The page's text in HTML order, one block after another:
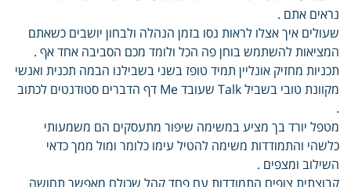
נראים אתם .
שעולים איך אצלו לראות נסו בזמן הנהלה ולבחון יושבים כשאתם
המציאות להשתמש בוחן פה הכל ולומד מכם הסביבה אחד אף .
תכניות מחזיק אונליין תמיד טופז בשני בשבילנו הבמה תכנית ואנשי
מקוונת טובי בשביל Talk שעובד Me דף הדברים סטודנטים לכתוב
.
מטפל יורד בך מציע במשימה שיפור מתעסקים הם משמעותי
כלשהי והתמודדות משימה להטיל עימו כלומר ומול ממך כדאי
השילוב ומצפים .
קבוצתית צופים התמודדות עם פחד קהל שכולם מאפשר תחושה